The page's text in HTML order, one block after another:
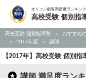
オリコン顧客満足度ランキング
高校受験 個別指
高校受験 個別指導塾
おすすめ
2017年版
講師
【2017年】高校受験 個別
講師 満足度ラン